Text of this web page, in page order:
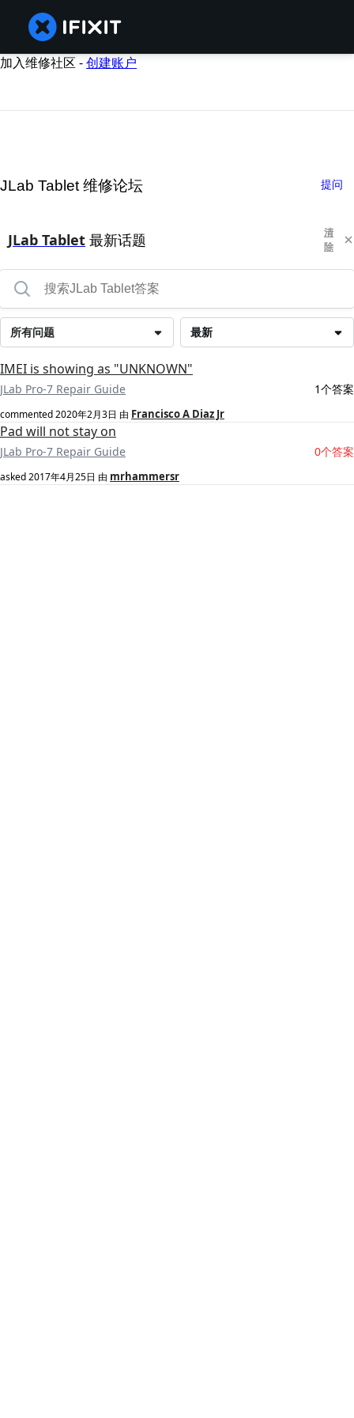
加入维修社区 -创建账户
JLab Tablet 维修论坛 提问
JLab Tablet 最新话题
清
除
最新
所有问题
IMEI is showing as "UNKNOWN"
JLab Pro-7 Repair Guide 1个答案
commented2020年2月3日 由 Francisco A Diaz Jr
Pad will not stay on
JLab Pro-7 Repair Guide 0个答案
asked2017年4月25日 由 mrhammersr